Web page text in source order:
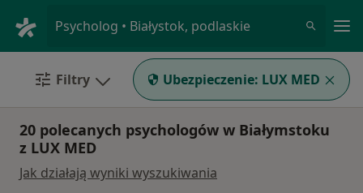
Psycholog • Białystok, podlaskie
Filtry Ubezpieczenie: LUX MED
20 polecanych psychologów w Białymstoku
z LUX MED
Jak działają wyniki wyszukiwania